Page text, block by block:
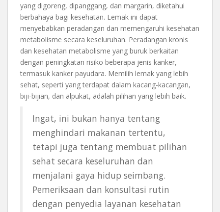
yang digoreng, dipanggang, dan margarin, diketahui
berbahaya bagi kesehatan. Lemak ini dapat
menyebabkan peradangan dan memengaruhi kesehatan
metabolisme secara keseluruhan. Peradangan kronis
dan kesehatan metabolisme yang buruk berkaitan
dengan peningkatan risiko beberapa jenis kanker,
termasuk kanker payudara. Memilih lemak yang lebih
sehat, seperti yang terdapat dalam kacang-kacangan,
biji-bijian, dan alpukat, adalah pilihan yang lebih baik.
Ingat, ini bukan hanya tentang
menghindari makanan tertentu,
tetapi juga tentang membuat pilihan
sehat secara keseluruhan dan
menjalani gaya hidup seimbang.
Pemeriksaan dan konsultasi rutin
dengan penyedia layanan kesehatan